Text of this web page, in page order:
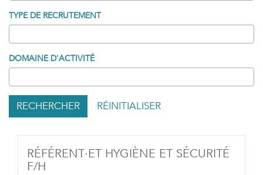
TYPE DE RECRUTEMENT
DOMAINE D'ACTIVITÉ
RECHERCHER RÉINITIALISER
RÉFÉRENT·ET HYGIÈNE ET SÉCURITÉ
F/H